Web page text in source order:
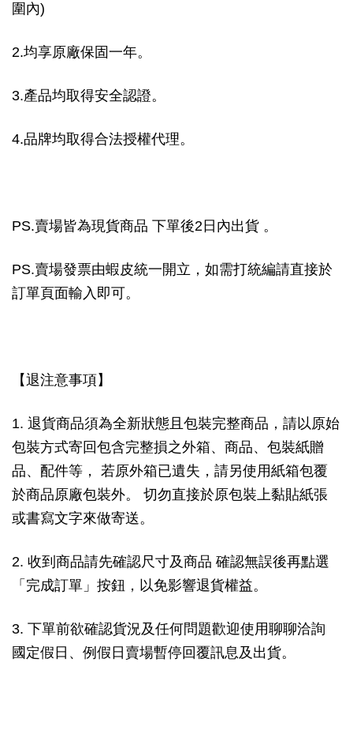
圍內)
2.均享原廠保固一年。
3.產品均取得安全認證。
4.品牌均取得合法授權代理。
PS.賣場皆為現貨商品 下單後2日內出貨 。
PS.賣場發票由蝦皮統一開立，如需打統編請直接於
訂單頁面輸入即可。
【退注意事項】
1. 退貨商品須為全新狀態且包裝完整商品，請以原始
包裝方式寄回包含完整損之外箱、商品、包裝紙贈
品、配件等， 若原外箱已遺失，請另使用紙箱包覆
於商品原廠包裝外。 切勿直接於原包裝上黏貼紙張
或書寫文字來做寄送。
2. 收到商品請先確認尺寸及商品 確認無誤後再點選
「完成訂單」按鈕，以免影響退貨權益。
3. 下單前欲確認貨況及任何問題歡迎使用聊聊洽詢
國定假日、例假日賣場暫停回覆訊息及出貨。